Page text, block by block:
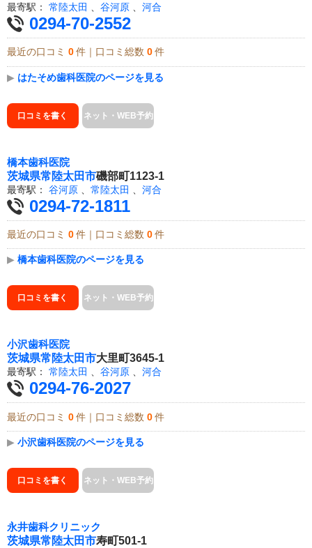
最寄駅： 常陸太田 谷河原 河合
0294-70-2552
最近の口コミ 0 件｜口コミ総数 0 件
▶ はたそめ歯科医院のページを見る
口コミを書く ネット・WEB予約
橋本歯科医院
茨城県常陸太田市磯部町1123-1
最寄駅： 谷河原 常陸太田 河合
0294-72-1811
最近の口コミ 0 件｜口コミ総数 0 件
▶ 橋本歯科医院のページを見る
口コミを書く ネット・WEB予約
小沢歯科医院
茨城県常陸太田市大里町3645-1
最寄駅： 常陸太田 、 谷河原 、 河合
0294-76-2027
最近の口コミ 0 件｜口コミ総数 0 件
▶ 小沢歯科医院のページを見る
口コミを書く ネット・WEB予約
永井歯科クリニック
茨城県常陸太田市寿町501-1